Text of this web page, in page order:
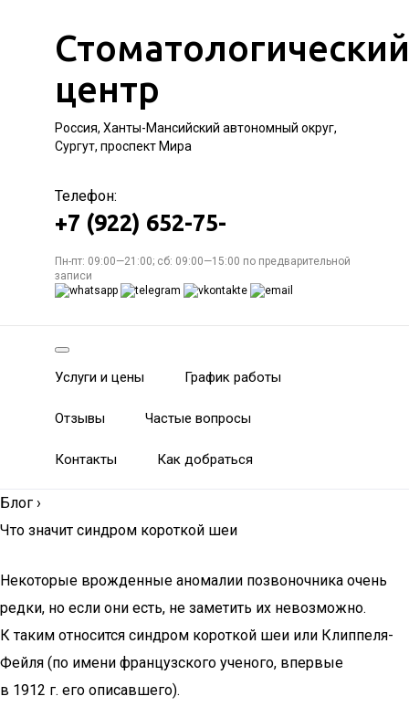
Стоматологический
центр
Россия, Ханты-Мансийский автономный округ,
Сургут, проспект Мира
Телефон:
+7 (922) 652-75-
Пн-пт: 09:00—21:00; сб: 09:00—15:00 по предварительной
записи
Услуги и цены График работы
Отзывы Частые вопросы
Контакты Как добраться
Блог ›
Что значит синдром короткой шеи
Некоторые врожденные аномалии позвоночника очень
редки, но если они есть, не заметить их невозможно.
К таким относится синдром короткой шеи или Клиппеля-
Фейля (по имени французского ученого, впервые
в 1912 г. его описавшего).